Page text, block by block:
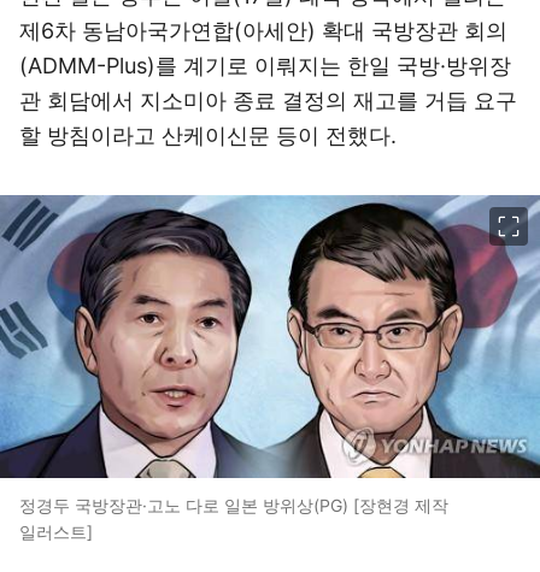
제6차 동남아국가연합(아세안) 확대 국방장관 회의
(ADMM-Plus)를 계기로 이뤄지는 한일 국방·방위장
관 회담에서 지소미아 종료 결정의 재고를 거듭 요구
할 방침이라고 산케이신문 등이 전했다.
정경두 국방장관·고노 다로 일본 방위상(PG) [장현경 제작
일러스트]